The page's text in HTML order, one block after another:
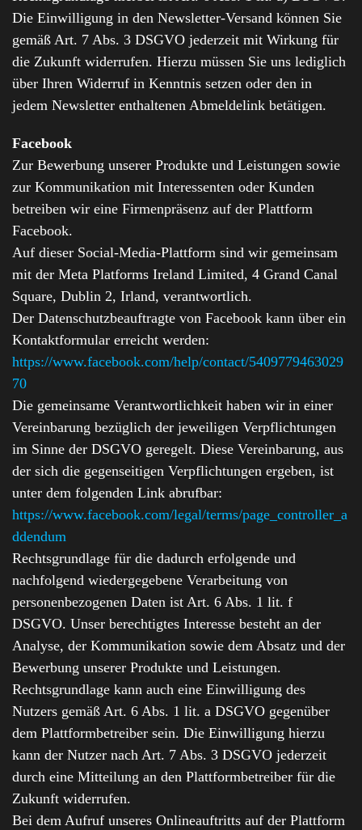
Die Einwilligung in den Newsletter-Versand können Sie
gemäß Art. 7 Abs. 3 DSGVO jederzeit mit Wirkung für
die Zukunft widerrufen. Hierzu müssen Sie uns lediglich
über Ihren Widerruf in Kenntnis setzen oder den in
jedem Newsletter enthaltenen Abmeldelink betätigen.
Facebook
Zur Bewerbung unserer Produkte und Leistungen sowie
zur Kommunikation mit Interessenten oder Kunden
betreiben wir eine Firmenpräsenz auf der Plattform
Facebook.
Auf dieser Social-Media-Plattform sind wir gemeinsam
mit der Meta Platforms Ireland Limited, 4 Grand Canal
Square, Dublin 2, Irland, verantwortlich.
Der Datenschutzbeauftragte von Facebook kann über ein
Kontaktformular erreicht werden:
https://www.facebook.com/help/contact/5409779463029
70
Die gemeinsame Verantwortlichkeit haben wir in einer
Vereinbarung bezüglich der jeweiligen Verpflichtungen
im Sinne der DSGVO geregelt. Diese Vereinbarung, aus
der sich die gegenseitigen Verpflichtungen ergeben, ist
unter dem folgenden Link abrufbar:
https://www.facebook.com/legal/terms/page_controller_a
ddendum
Rechtsgrundlage für die dadurch erfolgende und
nachfolgend wiedergegebene Verarbeitung von
personenbezogenen Daten ist Art. 6 Abs. 1 lit. f
DSGVO. Unser berechtigtes Interesse besteht an der
Analyse, der Kommunikation sowie dem Absatz und der
Bewerbung unserer Produkte und Leistungen.
Rechtsgrundlage kann auch eine Einwilligung des
Nutzers gemäß Art. 6 Abs. 1 lit. a DSGVO gegenüber
dem Plattformbetreiber sein. Die Einwilligung hierzu
kann der Nutzer nach Art. 7 Abs. 3 DSGVO jederzeit
durch eine Mitteilung an den Plattformbetreiber für die
Zukunft widerrufen.
Bei dem Aufruf unseres Onlineauftritts auf der Plattform